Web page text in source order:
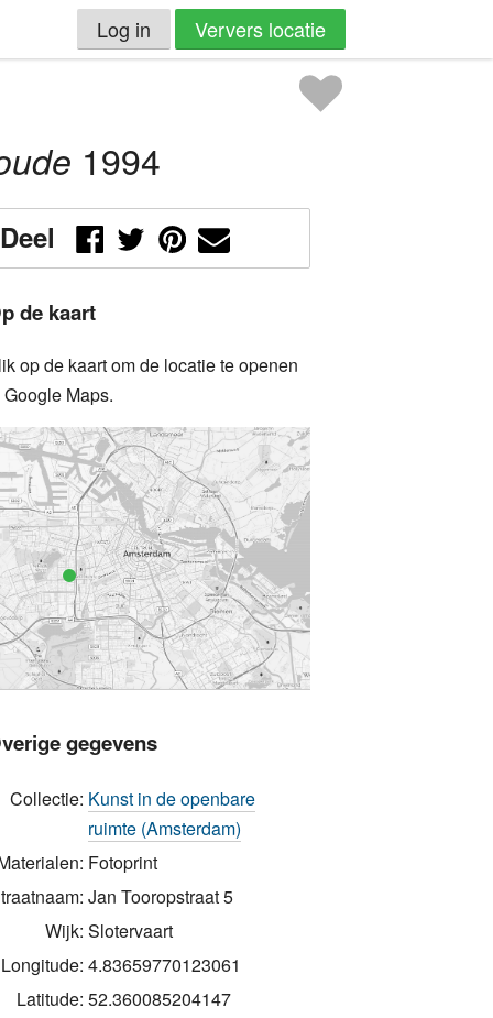
Log in Ververs locatie
1994
Deel
de kaart
op de kaart om de locatie te openen
Maps.
gegevens
Collectie: Kunst in de openbare
ruimte (Amsterdam)
Fotoprint
Jan Tooropstraat 5
Wijk: Slotervaart
Longitude: 4.83659770123061
Latitude: 52.360085204147